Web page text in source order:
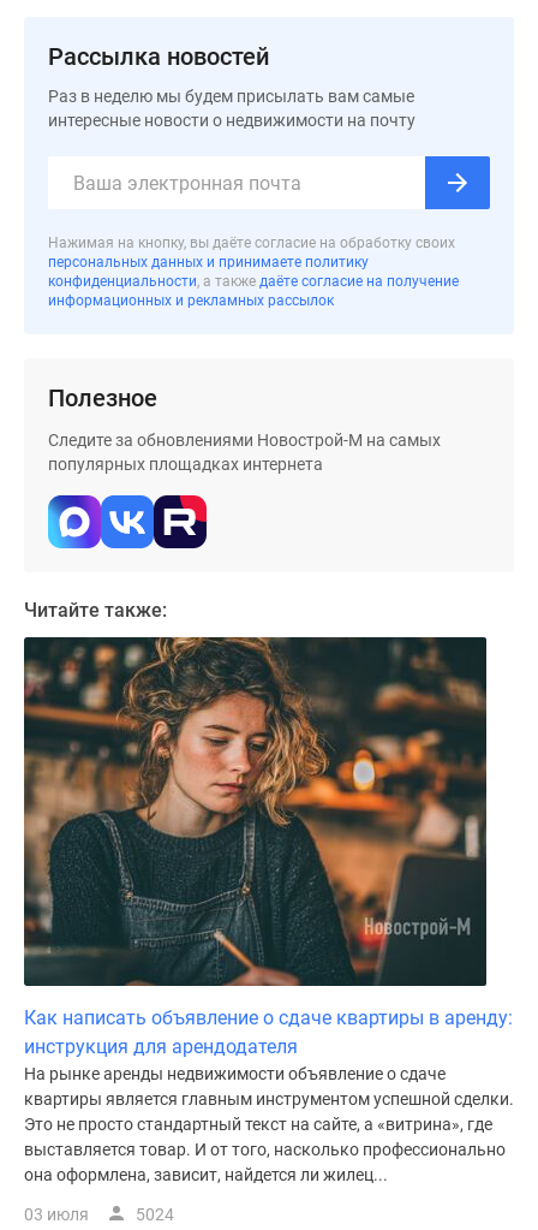
Рассылка новостей
Раз в неделю мы будем присылать вам самые
интересные новости о недвижимости на почту
Нажимая на кнопку, вы даёте согласие на обработку своих
персональных данных и принимаете политику
конфиденциальности, а также даёте согласие на получение
информационных и рекламных рассылок
Полезное
Следите за обновлениями Новострой-М на самых
популярных площадках интернета
Читайте также:
Как написать объявление о сдаче квартиры в аренду:
инструкция для арендодателя
На рынке аренды недвижимости объявление о сдаче
квартиры является главным инструментом успешной сделки.
Это не просто стандартный текст на сайте, а «витрина», где
выставляется товар. И от того, насколько профессионально
она оформлена, зависит, найдется ли жилец...
03 июля 5024